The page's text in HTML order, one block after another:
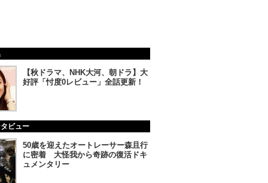
【秋ドラマ、NHK大河、朝ドラ】大
好評「忖度0レビュー」全話更新！
ビュー
50歳を迎えたオートレーサー森且行
に密着 大怪我から奇跡の復活ドキ
ュメンタリー